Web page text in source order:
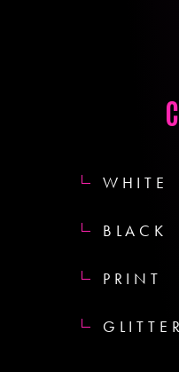
WHITE
BLACK
PRINT
GLITTER